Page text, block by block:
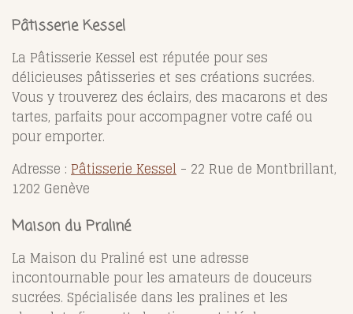
Pâtisserie Kessel
La Pâtisserie Kessel est réputée pour ses
délicieuses pâtisseries et ses créations sucrées.
Vous y trouverez des éclairs, des macarons et des
tartes, parfaits pour accompagner votre café ou
pour emporter.
Adresse : Pâtisserie Kessel - 22 Rue de Montbrillant,
1202 Genève
Maison du Praliné
La Maison du Praliné est une adresse
incontournable pour les amateurs de douceurs
sucrées. Spécialisée dans les pralines et les